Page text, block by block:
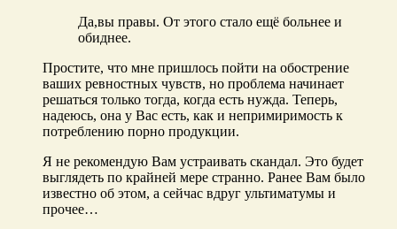
Да,вы правы. От этого стало ещё больнее и
обиднее.
Простите, что мне пришлось пойти на обострение
ваших ревностных чувств, но проблема начинает
решаться только тогда, когда есть нужда. Теперь,
надеюсь, она у Вас есть, как и непримиримость к
потреблению порно продукции.
Я не рекомендую Вам устраивать скандал. Это будет
выглядеть по крайней мере странно. Ранее Вам было
известно об этом, а сейчас вдруг ультиматумы и
прочее…